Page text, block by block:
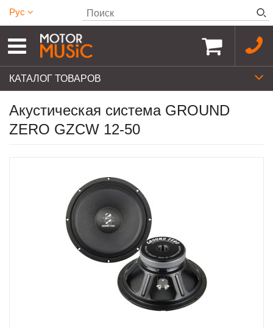
Рус
КАТАЛОГ ТОВАРОВ
Акустическая система GROUND
ZERO GZCW 12-50